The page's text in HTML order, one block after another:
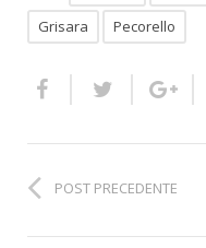
Grisara
Pecorello
POST PRECEDENTE